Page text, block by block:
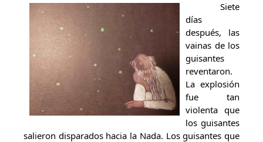
Siete
días
después, las
vainas de los
guisantes
reventaron.
La explosión
fue tan
violenta que
los guisantes
salieron disparados hacia la Nada. Los guisantes que